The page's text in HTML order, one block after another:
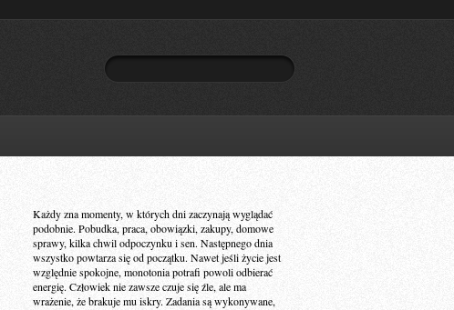
Każdy zna momenty, w których dni zaczynają wyglądać
podobnie. Pobudka, praca, obowiązki, zakupy, domowe
sprawy, kilka chwil odpoczynku i sen. Następnego dnia
wszystko powtarza się od początku. Nawet jeśli życie jest
względnie spokojne, monotonia potrafi powoli odbierać
energię. Człowiek nie zawsze czuje się źle, ale ma
wrażenie, że brakuje mu iskry. Zadania są wykonywane,